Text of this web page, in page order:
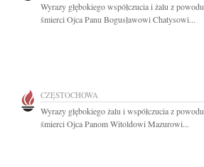
Wyrazy głębokiego współczucia i żalu z powodu
śmierci Ojca Panu Bogusławowi Chatysowi...
CZĘSTOCHOWA
Wyrazy głębokiego żalu i współczucia z powodu
śmierci Ojca Panom Witoldowi Mazurowi...